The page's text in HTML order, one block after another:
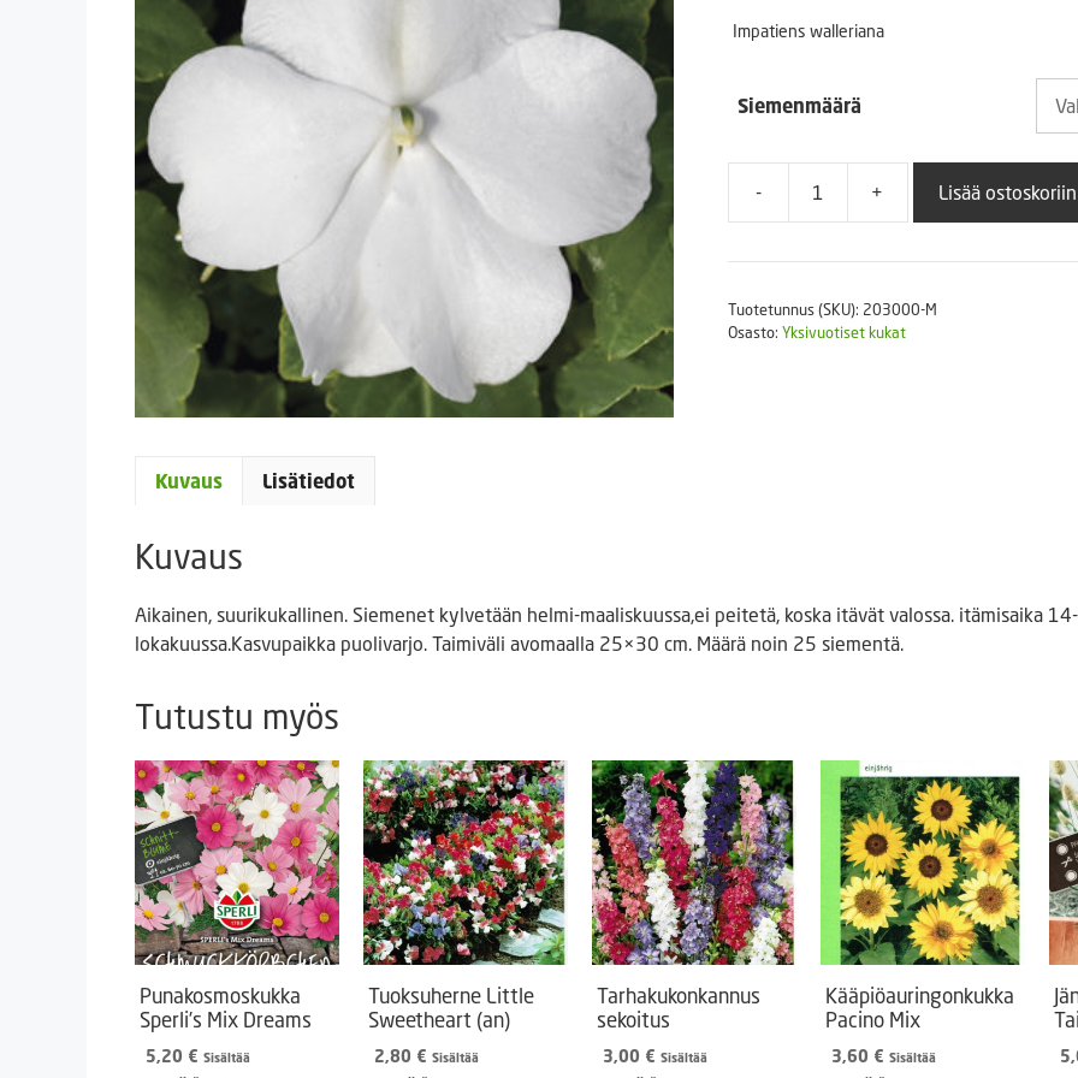
Impatiens walleriana
Siemenmäärä
-
Ahkeraliisa
F1
määrä
+ Lisää ostoskoriin
Tuotetunnus (SKU): 203000-M
Osasto: Yksivuotiset kukat
Kuvaus Lisätiedot
Kuvaus
Aikainen, suurikukallinen. Siemenet kylvetään helmi-maaliskuussa,ei peitetä, koska itävät valossa. itämisaika
lokakuussa.Kasvupaikka puolivarjo. Taimiväli avomaalla 25×30 cm. Määrä noin 25 siementä.
Tutustu myös
Punakosmoskukka
Sperli’s Mix Dreams
5,20 € Sisältää
Tuoksuherne Little
Sweetheart (an)
2,80 € Sisältää
Tarhakukonkannus
sekoitus
3,00 € Sisältää
Kääpiöauringonkukka
Pacino Mix
3,60 € Sisältää